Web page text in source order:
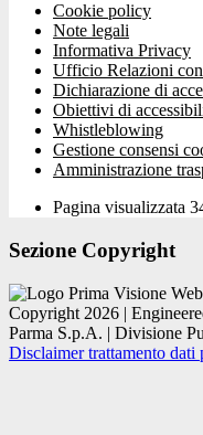
Cookie policy
Note legali
Informativa Privacy
Ufficio Relazioni
Dichiarazione di
Obiettivi di
Whistleblowing
Gestione consensi
Amministrazione
Pagina visualizzata
Sezione Copyright
Copyright 2026 |
Parma S.p.A. | Divisione
Disclaimer trattamento dati